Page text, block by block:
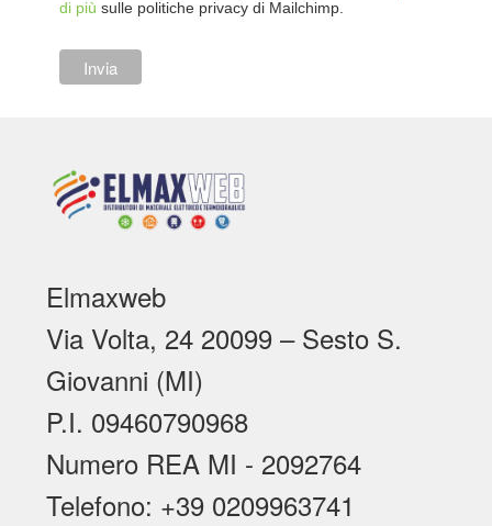
di più sulle politiche privacy di Mailchimp.
Elmaxweb
Via Volta, 24 20099 – Sesto S.
Giovanni (MI)
P.I. 09460790968
Numero REA MI - 2092764
Telefono: +39 0209963741